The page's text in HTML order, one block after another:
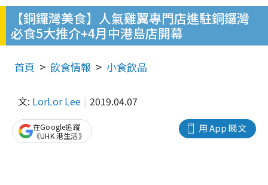
【銅鑼灣美食】人氣雞翼專門店進駐銅鑼灣
必食5大推介+4月中港島店開幕
首頁 飲食情報 小食飲品
文: LorLor Lee 2019.04.07
用 App 睇文
在Google追蹤
《UHK 港生活》